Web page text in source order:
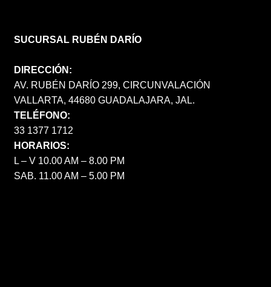
SUCURSAL RUBÉN DARÍO
DIRECCIÓN:
AV. RUBÉN DARÍO 299, CIRCUNVALACIÓN
VALLARTA, 44680 GUADALAJARA, JAL.
TELÉFONO:
33 1377 1712
HORARIOS:
L – V 10.00 AM – 8.00 PM
SAB. 11.00 AM – 5.00 PM